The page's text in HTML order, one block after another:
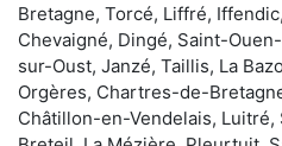
Bretagne, Torcé, Liffré,
Chevaigné, Dingé, Saint-
sur-Oust, Janzé, Taillis, La
Orgères, Chartres-de-
Châtillon-en-Vendelais,